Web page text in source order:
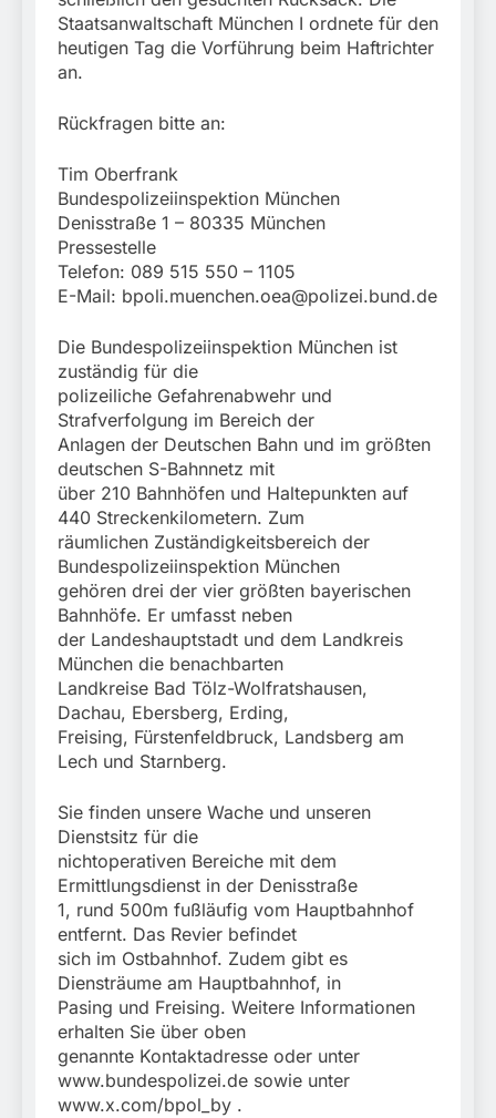
Staatsanwaltschaft München I ordnete für den
heutigen Tag die Vorführung beim Haftrichter
an.
Rückfragen bitte an:
Tim Oberfrank
Bundespolizeiinspektion München
Denisstraße 1 – 80335 München
Pressestelle
Telefon: 089 515 550 – 1105
E-Mail: bpoli.muenchen.oea@polizei.bund.de
Die Bundespolizeiinspektion München ist
zuständig für die
polizeiliche Gefahrenabwehr und
Strafverfolgung im Bereich der
Anlagen der Deutschen Bahn und im größten
deutschen S-Bahnnetz mit
über 210 Bahnhöfen und Haltepunkten auf
440 Streckenkilometern. Zum
räumlichen Zuständigkeitsbereich der
Bundespolizeiinspektion München
gehören drei der vier größten bayerischen
Bahnhöfe. Er umfasst neben
der Landeshauptstadt und dem Landkreis
München die benachbarten
Landkreise Bad Tölz-Wolfratshausen,
Dachau, Ebersberg, Erding,
Freising, Fürstenfeldbruck, Landsberg am
Lech und Starnberg.
Sie finden unsere Wache und unseren
Dienstsitz für die
nichtoperativen Bereiche mit dem
Ermittlungsdienst in der Denisstraße
1, rund 500m fußläufig vom Hauptbahnhof
entfernt. Das Revier befindet
sich im Ostbahnhof. Zudem gibt es
Diensträume am Hauptbahnhof, in
Pasing und Freising. Weitere Informationen
erhalten Sie über oben
genannte Kontaktadresse oder unter
www.bundespolizei.de sowie unter
www.x.com/bpol_by .